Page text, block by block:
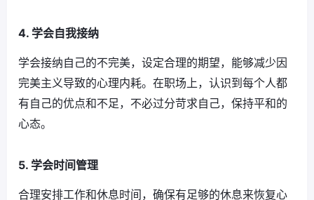
4. 学会自我接纳
学会接纳自己的不完美，设定合理的期望，能够减少因
完美主义导致的心理内耗。在职场上，认识到每个人都
有自己的优点和不足，不必过分苛求自己，保持平和的
心态。
5. 学会时间管理
合理安排工作和休息时间，确保有足够的休息来恢复心